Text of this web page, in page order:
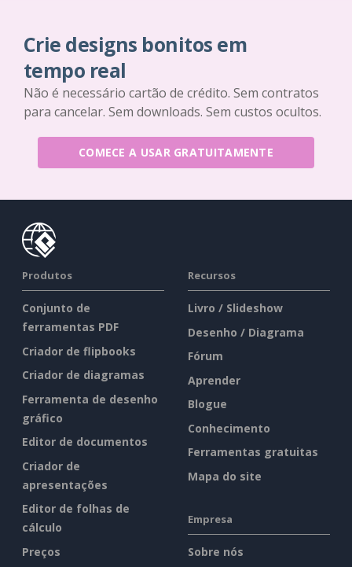
Crie designs bonitos em
tempo real
Não é necessário cartão de crédito. Sem contratos
para cancelar. Sem downloads. Sem custos ocultos.
COMECE A USAR GRATUITAMENTE
Produtos
Conjunto de
ferramentas PDF
Criador de flipbooks
Criador de diagramas
Ferramenta de desenho
gráfico
Editor de documentos
Criador de
apresentações
Editor de folhas de
cálculo
Preços
Recursos
Livro / Slideshow
Desenho / Diagrama
Fórum
Aprender
Blogue
Conhecimento
Ferramentas gratuitas
Mapa do site
Empresa
Sobre nós